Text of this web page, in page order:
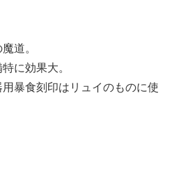
道。
に効果大。
暴食刻印はリュイのものに使